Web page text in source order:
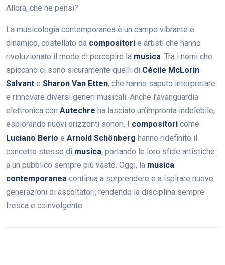
Allora, che ne pensi?
La musicologia contemporanea è un campo vibrante e
dinamico, costellato da compositori e artisti che hanno
rivoluzionato il modo di percepire la musica. Tra i nomi che
spiccano ci sono sicuramente quelli di Cécile McLorin
Salvant e Sharon Van Etten, che hanno saputo interpretare
e rinnovare diversi generi musicali. Anche l’avanguardia
elettronica con Autechre ha lasciato un’impronta indelebile,
esplorando nuovi orizzonti sonori. I compositori come
Luciano Berio e Arnold Schönberg hanno ridefinito il
concetto stesso di musica, portando le loro sfide artistiche
a un pubblico sempre più vasto. Oggi, la musica
contemporanea continua a sorprendere e a ispirare nuove
generazioni di ascoltatori, rendendo la disciplina sempre
fresca e coinvolgente.